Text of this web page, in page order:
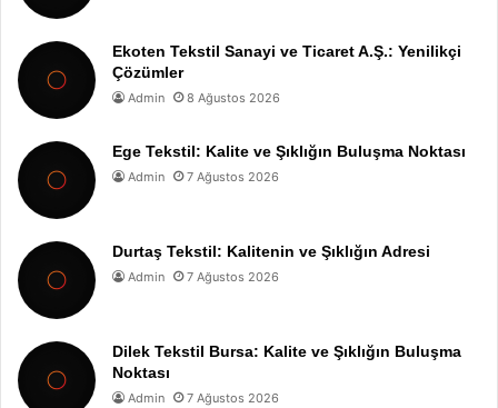
Ekoten Tekstil Sanayi ve Ticaret A.Ş.: Yenilikçi
Çözümler
Admin 8 Ağustos 2026
Ege Tekstil: Kalite ve Şıklığın Buluşma Noktası
Admin 7 Ağustos 2026
Durtaş Tekstil: Kalitenin ve Şıklığın Adresi
Admin 7 Ağustos 2026
Dilek Tekstil Bursa: Kalite ve Şıklığın Buluşma
Noktası
Admin 7 Ağustos 2026